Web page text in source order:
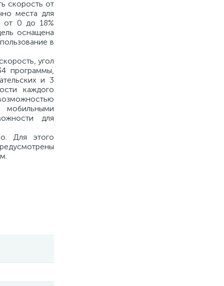
скорость от
места для
от 0 до 18%
оснащена
в
угол
программы,
и 3
каждого
мобильными
для
Для этого